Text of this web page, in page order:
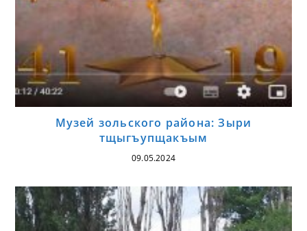
Музей зольского района: Зыри
тщыгъупщакъым
09.05.2024